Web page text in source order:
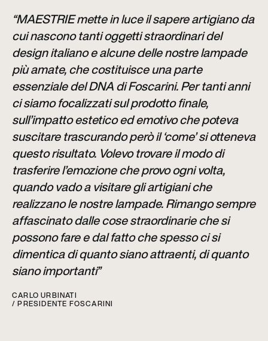
“MAESTRIE mette in luce il sapere artigiano da
cui nascono tanti oggetti straordinari del
design italiano e alcune delle nostre lampade
più amate, che costituisce una parte
essenziale del DNA di Foscarini. Per tanti anni
ci siamo focalizzati sul prodotto finale,
sull’impatto estetico ed emotivo che poteva
suscitare trascurando però il ‘come’ si otteneva
questo risultato. Volevo trovare il modo di
trasferire l’emozione che provo ogni volta,
quando vado a visitare gli artigiani che
realizzano le nostre lampade. Rimango sempre
affascinato dalle cose straordinarie che si
possono fare e dal fatto che spesso ci si
dimentica di quanto siano attraenti, di quanto
siano importanti”
CARLO URBINATI
/ PRESIDENTE FOSCARINI